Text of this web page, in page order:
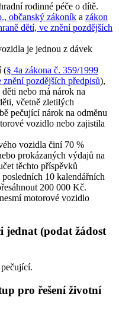
rodinné péče o dítě.
občanský zákoník a zákon
dětí, ve znění pozdějších
je jednou z dávek
(§ 4a zákona č. 359/1999
pozdějších předpisů),
nebo má nárok na
včetně zletilých
pečující nárok na odměnu
vozidlo nebo zajistila
vozidla činí 70 %
prokázaných výdajů na
těchto příspěvků
10 kalendářních
200 000 Kč.
motorové vozidlo
jednat (podat žádost
pro řešení životní